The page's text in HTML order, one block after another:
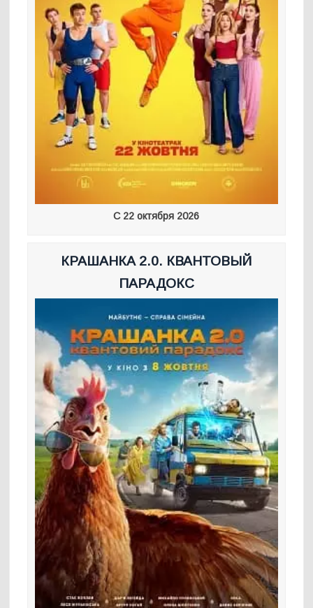
С 22 октября 2026
КРАШАНКА 2.0. КВАНТОВЫЙ
ПАРАДОКС